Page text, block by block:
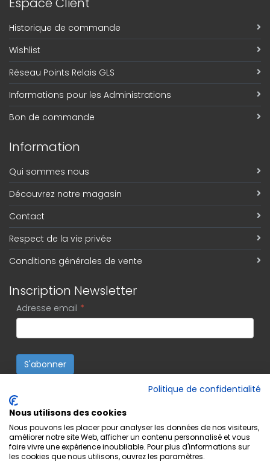
Historique de commande
Wishlist
Réseau Points Relais GLS
Informations pour les Administrations
Bon de commande
Information
Qui sommes nous
Découvrez notre magasin
Contact
Respect de la vie privée
Conditions générales de vente
Inscription Newsletter
Adresse email *
S'abonner
Politique de confidentialité
Nous utilisons des cookies
Nous pouvons les placer pour analyser les données de nos visiteurs,
améliorer notre site Web, afficher un contenu personnalisé et vous
faire vivre une expérience inoubliable. Pour plus d'informations sur
les cookies que nous utilisons, ouvrez les paramètres.